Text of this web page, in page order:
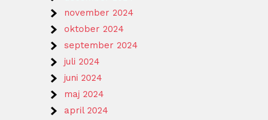
november 2024
oktober 2024
september 2024
juli 2024
juni 2024
maj 2024
april 2024